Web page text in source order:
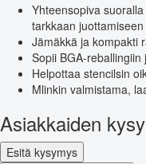
Yhteensopiva
tarkkaan juottamiseen
Jämäkkä ja kompakti
Sopii BGA-
Helpottaa stencilsin
Mlinkin valmistama,
Asiakkaiden
Esitä kysymys